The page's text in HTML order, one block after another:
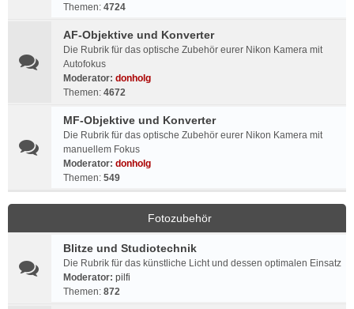
Themen: 4724
AF-Objektive und Konverter
Die Rubrik für das optische Zubehör eurer Nikon Kamera mit
Autofokus
Moderator: donholg
Themen: 4672
MF-Objektive und Konverter
Die Rubrik für das optische Zubehör eurer Nikon Kamera mit
manuellem Fokus
Moderator: donholg
Themen: 549
Fotozubehör
Blitze und Studiotechnik
Die Rubrik für das künstliche Licht und dessen optimalen Einsatz
Moderator: pilfi
Themen: 872